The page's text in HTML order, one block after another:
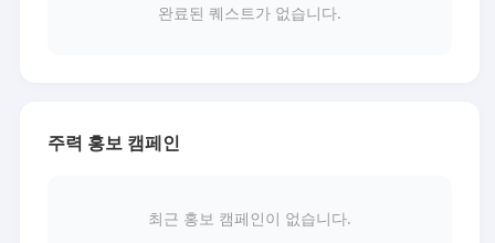
완료된 퀘스트가 없습니다.
주력 홍보 캠페인
최근 홍보 캠페인이 없습니다.